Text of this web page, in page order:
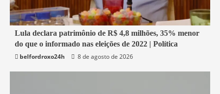
1 min read
Economia
Lula declara patrimônio de R$ 4,8 milhões, 35% menor
do que o informado nas eleições de 2022 | Política
belfordroxo24h
8 de agosto de 2026